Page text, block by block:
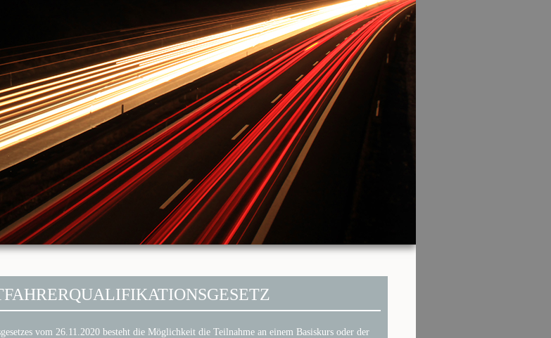
vom 26.11.2020 besteht die Möglichkeit die Teilnahme an einem Basiskurs oder der